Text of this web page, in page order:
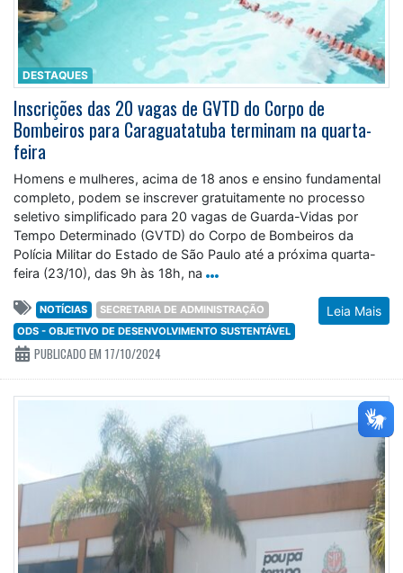
DESTAQUES
Inscrições das 20 vagas de GVTD do Corpo de
Bombeiros para Caraguatatuba terminam na quarta-
feira
Homens e mulheres, acima de 18 anos e ensino fundamental
completo, podem se inscrever gratuitamente no processo
seletivo simplificado para 20 vagas de Guarda-Vidas por
Tempo Determinado (GVTD) do Corpo de Bombeiros da
Polícia Militar do Estado de São Paulo até a próxima quarta-
feira (23/10), das 9h às 18h, na
Leia Mais
NOTÍCIAS
SECRETARIA DE ADMINISTRAÇÃO
ODS - OBJETIVO DE DESENVOLVIMENTO SUSTENTÁVEL
PUBLICADO EM 17/10/2024